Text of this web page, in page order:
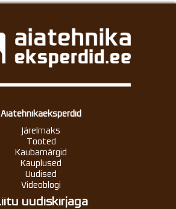
Aiatehnikaeksperdid
Järelmaks
Tooted
Kaubamärgid
Kauplused
Uudised
Videoblogi
Liitu uudiskirjaga